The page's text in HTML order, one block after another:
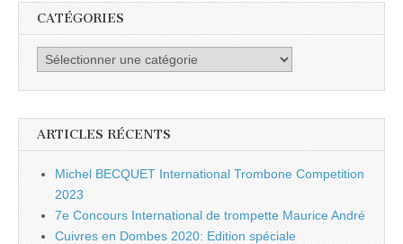
CATÉGORIES
Catégories
ARTICLES RÉCENTS
Michel BECQUET International Trombone Competition
2023
7e Concours International de trompette Maurice André
Cuivres en Dombes 2020: Edition spéciale